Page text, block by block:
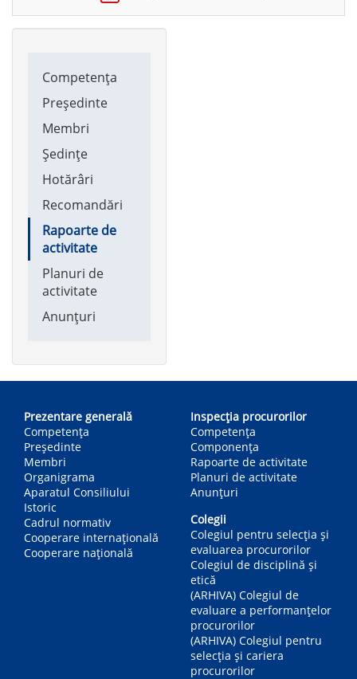
navigation
Competența
Președinte
Membri
Ședințe
Hotărâri
Recomandări
Rapoarte de
activitate
Planuri de
activitate
Anunțuri
navigation
Prezentare generală
Competența
Președinte
Membri
Organigrama
Aparatul Consiliului
Istoric
Cadrul normativ
Cooperare internațională
Cooperare națională
Inspecția procurorilor
Competenţa
Componența
Rapoarte de activitate
Planuri de activitate
Anunțuri
Colegii
Colegiul pentru selecția și
evaluarea procurorilor
Colegiul de disciplină și
etică
(ARHIVA) Colegiul de
evaluare a performanțelor
procurorilor
(ARHIVA) Colegiul pentru
selecția și cariera
procurorilor